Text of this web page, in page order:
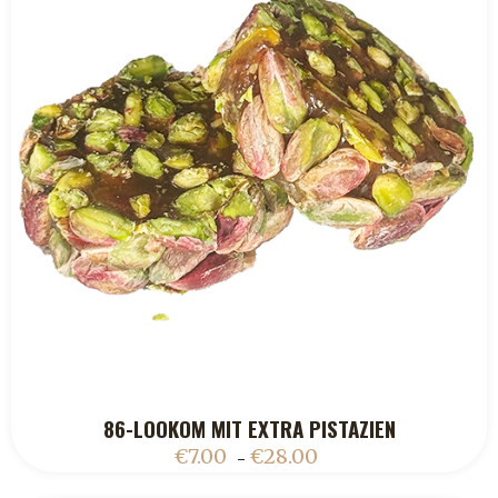
ADD TO CART
86-LOOKOM MIT EXTRA PISTAZIEN
€7.00 – €28.00